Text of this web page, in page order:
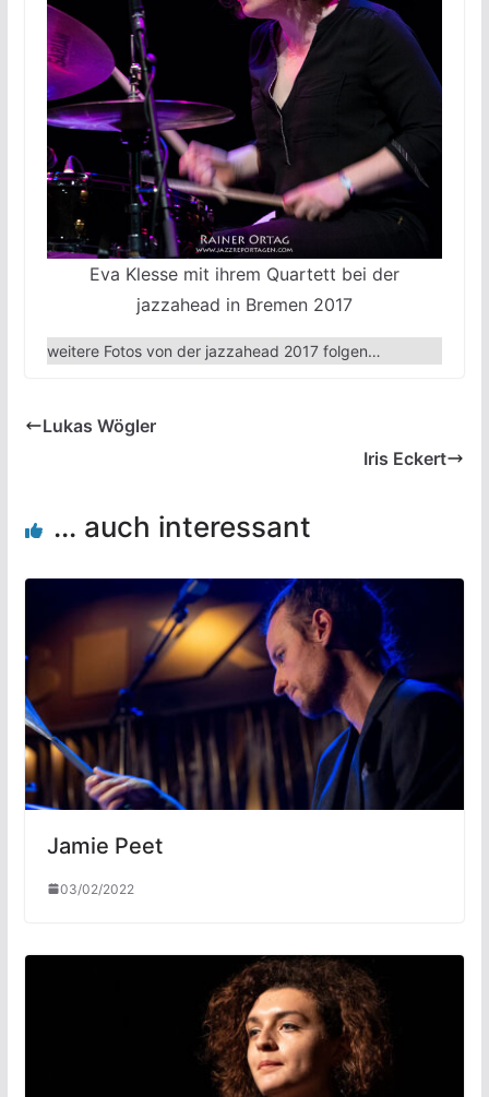
Eva Klesse mit ihrem Quartett bei der
jazzahead in Bremen 2017
weitere Fotos von der jazzahead 2017 folgen…
Lukas Wögler
Iris Eckert
... auch interessant
Jamie Peet
03/02/2022